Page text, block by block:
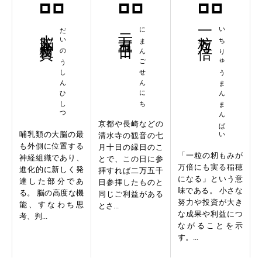
だいのうしんひしつ
哺乳類の大脳の最
も外側に位置する
神経組織であり、
進化的に新しく発
達した部分であ
る。 脳の高度な機
能、すなわち思
考、判...
にまんごせんにち
二万五千日
京都や長崎などの
清水寺の観音の七
月十日の縁日のこ
とで、この日に参
拝すれば二万五千
日参拝したものと
同じご利益がある
とさ...
いちりゅうまんまんばい
一粒万々倍
「一粒の籾もみが
万倍にも実る稲穂
になる」という意
味である。 小さな
努力や投資が大き
な成果や利益につ
ながることを示
す。...